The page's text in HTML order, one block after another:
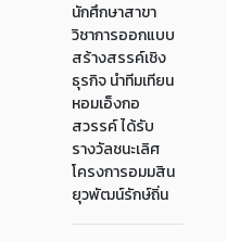
นักศึกษาสาขา
วิชาการออกแบบ
สร้างสรรค์เชิง
ธุรกิจ นำทีมเทียน
หอมเอ็งกอ
สวรรค์ ได้รับ
รางวัลชนะเลิศ
โครงการอมมสิน
ยุวพัฒน์รักษ์ถิ่น